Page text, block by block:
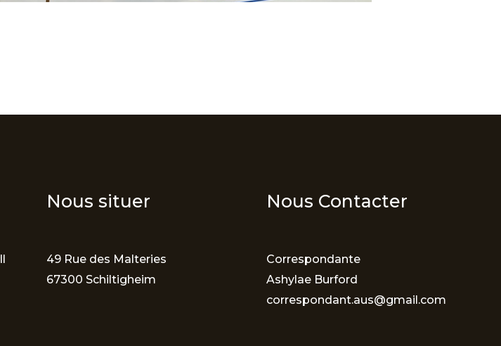
Nous situer
49 Rue des Malteries
67300 Schiltigheim
Nous Contacter
Correspondante
Ashylae Burford
correspondant.aus@gmail.com